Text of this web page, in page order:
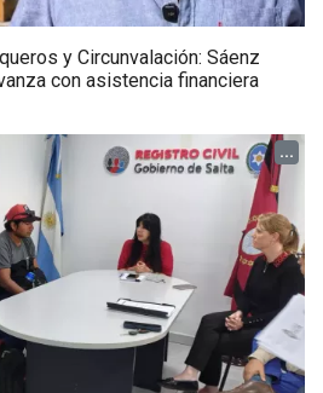
y Circunvalación: Sáenz
con asistencia financiera
...